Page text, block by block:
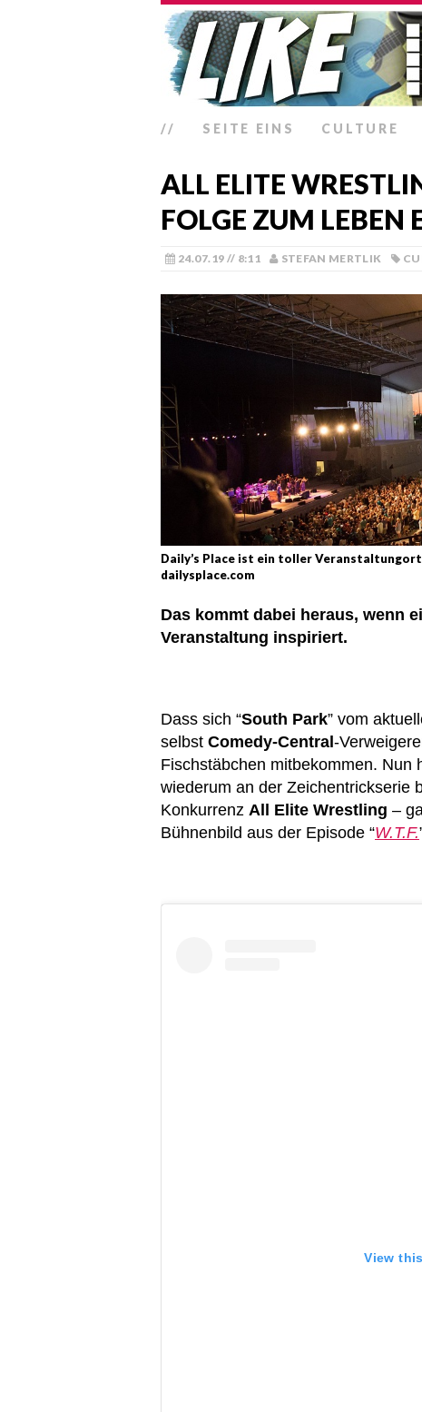
// SEITE EINS CULTURE
ALL ELITE
FOLGE ZUM LEBEN
24.07.19 // 8:11 STEFAN MERTLIK
Daily’s Place ist ein toller
dailysplace.com
Das kommt dabei heraus, wenn
Veranstaltung inspiriert.
Dass sich “South Park” vom
selbst Comedy-Central -
Fischstäbchen mitbekommen. Nun
wiederum an der Zeichentrickserie
Konkurrenz All Elite Wrestling –
Bühnenbild aus der Episode “W.T.F.
View